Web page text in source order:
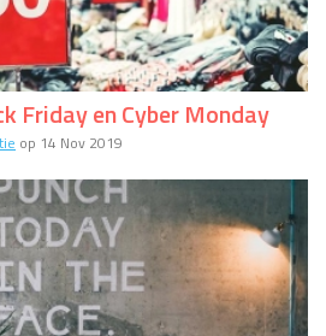
Friday en Cyber Monday
op 14 Nov 2019